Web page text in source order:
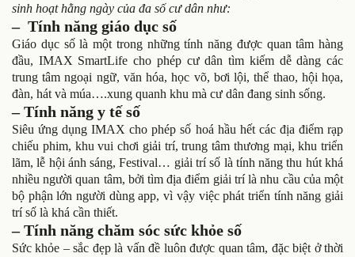
sinh hoạt hằng ngày của đa số cư dân như:
– Tính năng giáo dục số
Giáo dục số là một trong những tính năng được quan tâm hàng
đầu, IMAX SmartLife cho phép cư dân tìm kiếm dễ dàng các
trung tâm ngoại ngữ, văn hóa, học võ, bơi lội, thể thao, hội họa,
đàn, hát và múa….xung quanh khu mà cư dân đang sinh sống.
– Tính năng y tế số
Siêu ứng dụng IMAX cho phép số hoá hầu hết các địa điểm rạp
chiếu phim, khu vui chơi giải trí, trung tâm thương mại, khu triển
lãm, lễ hội ánh sáng, Festival… giải trí số là tính năng thu hút khá
nhiều người quan tâm, bởi tìm địa điểm giải trí là nhu cầu của một
bộ phận lớn người dùng app, vì vậy việc phát triển tính năng giải
trí số là khá cần thiết.
– Tính năng chăm sóc sức khỏe số
Sức khỏe – sắc đẹp là vấn đề luôn được quan tâm, đặc biệt ở thời